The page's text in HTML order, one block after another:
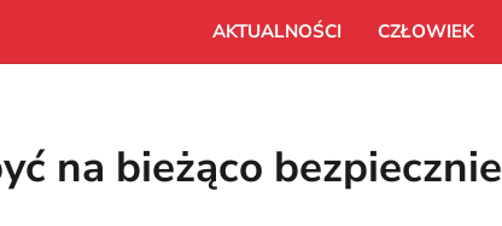
AKTUALNOŚCI CZŁOWIEK
na bieżąco bezpiecznie